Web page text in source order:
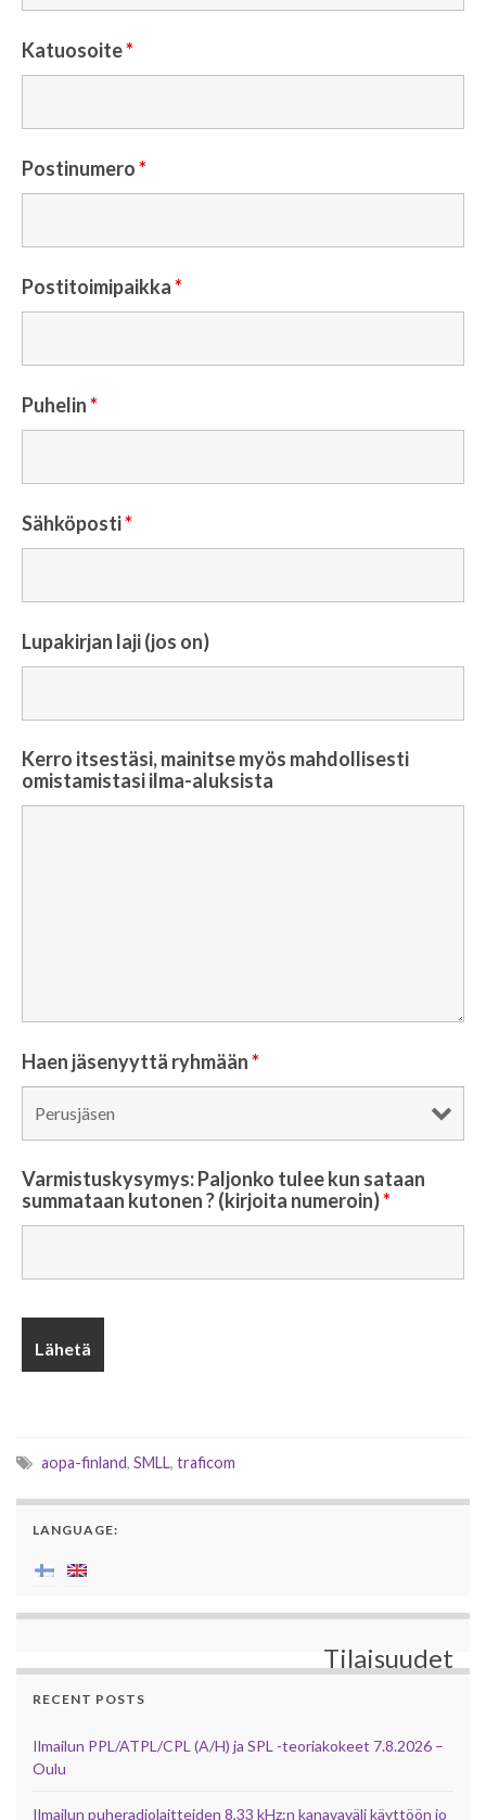
Katuosoite*
Postinumero*
Postitoimipaikka*
Puhelin*
Sähköposti*
Lupakirjan laji (jos on)
Kerro itsestäsi, mainitse myös mahdollisesti
omistamistasi ilma-aluksista
Haen jäsenyyttä ryhmään*
Varmistuskysymys: Paljonko tulee kun sataan
summataan kutonen ? (kirjoita numeroin)*
aopa-finland, SMLL, traficom
LANGUAGE:
Tilaisuudet
RECENT POSTS
Ilmailun PPL/ATPL/CPL (A/H) ja SPL -teoriakokeet 7.8.2026 –
Oulu
Ilmailun puheradiolaitteiden 8,33 kHz:n kanavaväli käyttöön jo